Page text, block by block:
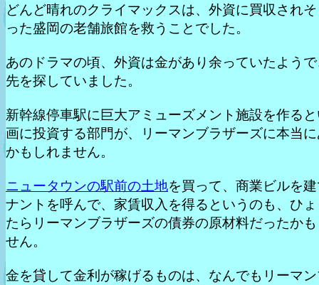
どんど晴れのクライマックスは、外資に買収され
った盛岡の老舗旅館を救うことでした。
あのドラマの頃、外資は金があり余っていたよう
先を探していました。
新幹線停車駅に巨大アミューズメント施設を作る
画に投資する部門が、リーマンブラザーズに本当
かもしれません。
ニュータウンの駅前の土地を買って、商業ビルを
ナントを呼んで、家賃収入を得るというのも、ひ
たらリーマンブラザーズの債券の原材料だったか
せん。
金を貸して金利が稼げるものは、なんでもリーマ